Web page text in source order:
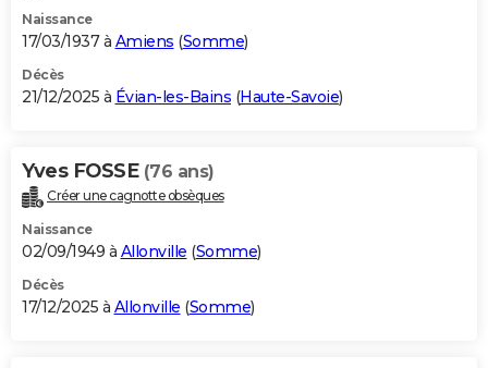
Naissance
17/03/1937 à Amiens (Somme)
Décès
21/12/2025 à Évian-les-Bains (Haute-Savoie)
Yves FOSSE (76 ans)
Créer une cagnotte obsèques
Naissance
02/09/1949 à Allonville (Somme)
Décès
17/12/2025 à Allonville (Somme)